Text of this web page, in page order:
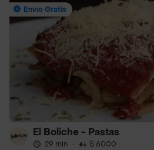
Envío Gratis
El Boliche - Pastas
29 min · $ 6000